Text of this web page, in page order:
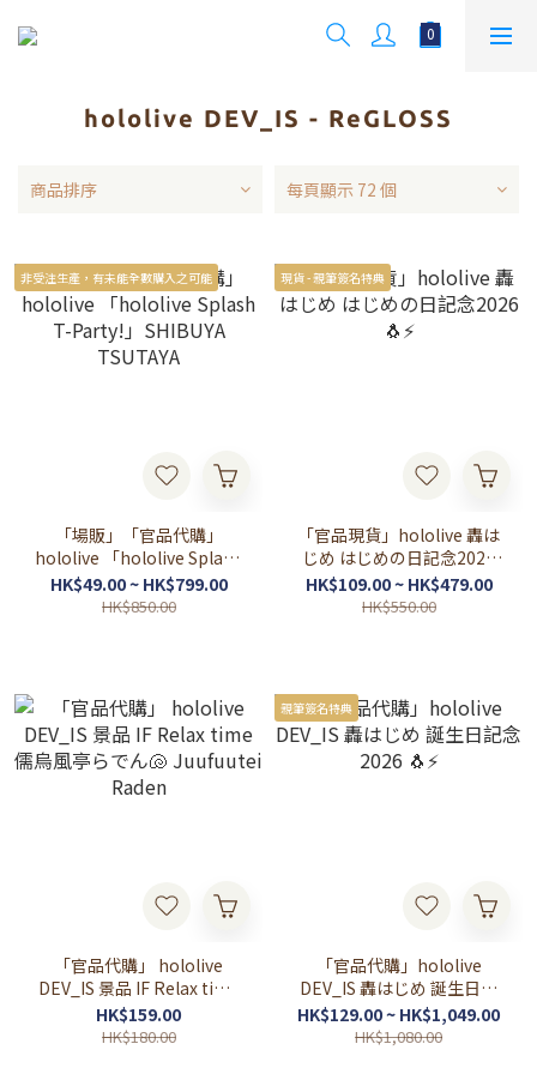
hololive DEV_IS - ReGLOSS
商品排序 每頁顯示 72 個
非受注生產，有未能全數購入之可能
「場販」「官品代購」
hololive 「hololive Splash
T-Party!」SHIBUYA
TSUTAYA
HK$49.00 ~ HK$799.00
HK$850.00
現貨 - 親筆簽名特典
「官品現貨」hololive 轟は
じめ はじめの日記念2026
🐧⚡
HK$109.00 ~ HK$479.00
HK$550.00
「官品代購」 hololive
DEV_IS 景品 IF Relax time
儒烏風亭らでん🐚 Juufuutei
Raden
HK$159.00
HK$180.00
親筆簽名特典
「官品代購」hololive
DEV_IS 轟はじめ 誕生日記
念2026 🐧⚡
HK$129.00 ~ HK$1,049.00
HK$1,080.00